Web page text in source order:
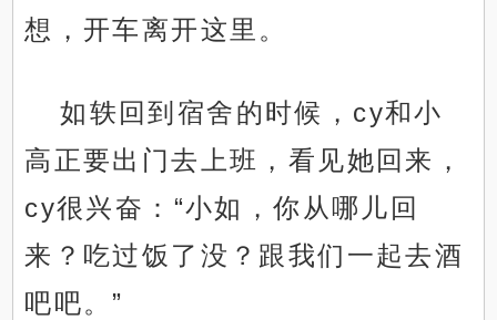
想，开车离开这里。
如轶回到宿舍的时候，cy和小
高正要出门去上班，看见她回来，
cy很兴奋：“小如，你从哪儿回
来？吃过饭了没？跟我们一起去酒
吧吧。”